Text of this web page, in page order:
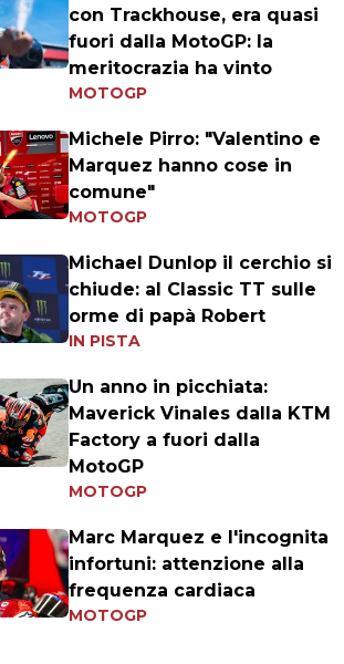
con Trackhouse, era quasi
fuori dalla MotoGP: la
meritocrazia ha vinto
MOTOGP
Michele Pirro: "Valentino e
Marquez hanno cose in
comune"
MOTOGP
Michael Dunlop il cerchio si
chiude: al Classic TT sulle
orme di papà Robert
IN PISTA
Un anno in picchiata:
Maverick Vinales dalla KTM
Factory a fuori dalla
MotoGP
MOTOGP
Marc Marquez e l'incognita
infortuni: attenzione alla
frequenza cardiaca
MOTOGP